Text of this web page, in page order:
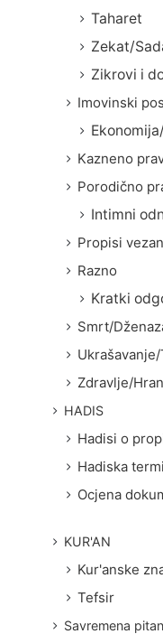
Taharet
Zekat/
Zikrovi i
Imovinski
Kazneno
Porodično
Intimni
Propisi
Razno
Kratki
Smrt/
Zdravlje/
HADIS
Hadisi o
Hadiska
Ocjena
KUR'AN
Kur'anske
Tefsir
Savremena